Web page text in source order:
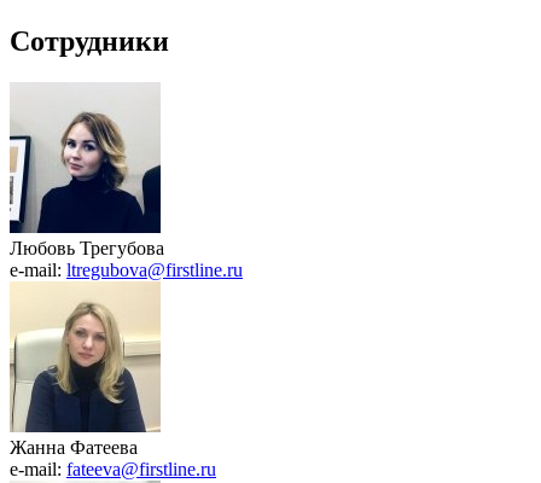
Сотрудники
Любовь Трегубова
e-mail: ltregubova@firstline.ru
Жанна Фатеева
e-mail: fateeva@firstline.ru